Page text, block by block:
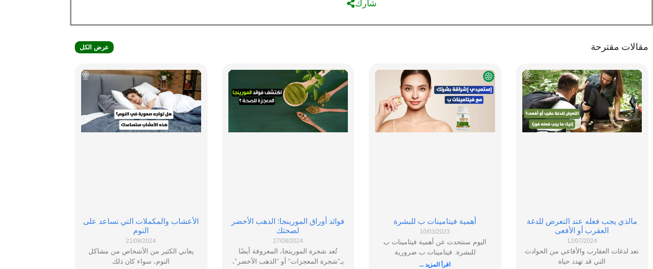
شارك
مقالات مقترحة عرض الكل
مالذي يجب فعله عند التعرض للدغة
العقرب أو الأفعى
12/07/2024
تعد لدغات العقارب والأفاعي من الحوادث
التي قد تهدد حياة
أهمية فيتامينات ب للبشرة
10/03/2023
اليوم سنتحدث عن أهمية فيتامينات ب
للبشرة. فيتامينات ب ضرورية
اقرأ المزيد ...
فوائد أوراق المورينجا: الذهب الأخضر
لصحتك
27/08/2024
تُعد شجرة المورينجا، المعروفة أيضًا
بـ”شجرة المعجزات” أو “الذهب الأخضر”،
الأعشاب والمكملات التي تساعد على
النوم
21/08/2024
يعاني الكثير من الأشخاص من مشاكل
النوم، سواء كان ذلك